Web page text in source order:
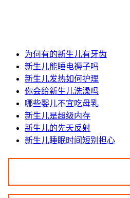
为何有的新生儿有牙齿
新生儿能睡电褥子吗
新生儿发热如何护理
你会给新生儿洗澡吗
哪些婴儿不宜吃母乳
新生儿是超级内存
新生儿的先天反射
新生儿睡眠时间短别担心